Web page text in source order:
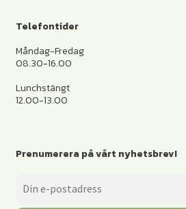
Telefontider
Måndag-Fredag
08.30-16.00
Lunchstängt
12.00-13.00
Prenumerera på vårt nyhetsbrev!